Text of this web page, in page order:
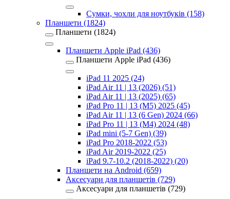
Сумки, чохли для ноутбуків (158)
Планшети (1824)
Планшети (1824)
Планшети Apple iPad (436)
Планшети Apple iPad (436)
iPad 11 2025 (24)
iPad Air 11 | 13 (2026) (51)
iPad Air 11 | 13 (2025) (65)
iPad Pro 11 | 13 (M5) 2025 (45)
iPad Air 11 | 13 (6 Gen) 2024 (66)
iPad Pro 11 | 13 (M4) 2024 (48)
iPad mini (5-7 Gen) (39)
iPad Pro 2018-2022 (53)
iPad Air 2019-2022 (25)
iPad 9.7-10.2 (2018-2022) (20)
Планшети на Android (659)
Аксесуари для планшетів (729)
Аксесуари для планшетів (729)